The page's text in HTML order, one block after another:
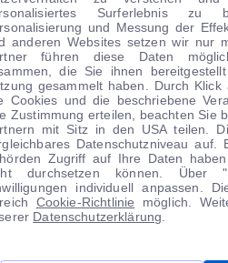
FAHRBERICHTE
Surferlebnis
und Messung der
anderen Websites setzen wir nur
führen diese Daten
die Sie ihnen
gesammelt haben. Durch
Cookies und die beschriebene
Zustimmung erteilen, beachten Sie
mit Sitz in den USA teilen.
Datenschutzniveau
Zugriff auf Ihre Daten
durchsetzen können. Über
individuell anpassen.
Cookie-Richtlinie möglich.
Datenschutzerklärung